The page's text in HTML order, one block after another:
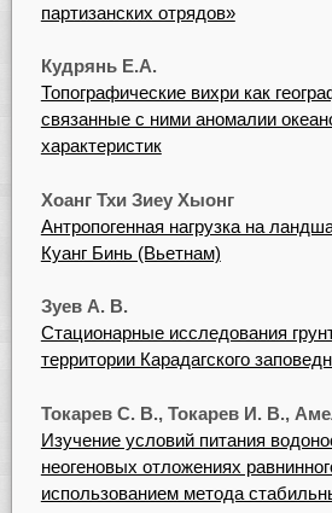
партизанских отрядов»
Кудрянь Е.А.
Топографические вихри как
связанные с ними аномалии
характеристик
Хоанг Тхи Зиеу Хыонг
Антропогенная нагрузка на
Куанг Бинь (Вьетнам)
Зуев А. В.
Стационарные исследования
территории Карадагского
Токарев С. В., Токарев И. В.,
Изучение условий питания
неогеновых отложениях
использованием метода